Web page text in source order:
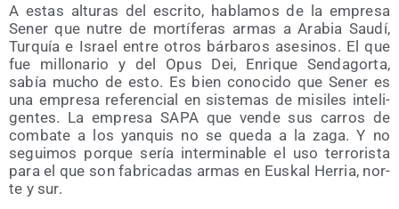
A estas altu­ras del escri­to, habla­mos de la empre­sa
Sener que nutre de mor­tí­fe­ras armas a Ara­bia Sau­dí,
Tur­quía e Israel entre otros bár­ba­ros ase­si­nos. El que
fue millo­na­rio y del Opus Dei, Enri­que Sen­da­gor­ta,
sabía mucho de esto. Es bien cono­ci­do que Sener es
una empre­sa refe­ren­cial en sis­te­mas de misi­les inte­li­
gen­tes. La empre­sa SAPA que ven­de sus carros de
com­ba­te a los yan­quis no se que­da a la zaga. Y no
segui­mos por­que sería inter­mi­na­ble el uso terro­ris­ta
para el que son fabri­ca­das armas en Eus­kal Herria, nor­
te y sur.